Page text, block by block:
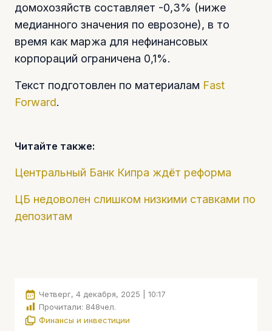
домохозяйств составляет -0,3% (ниже
медианного значения по еврозоне), в то
время как маржа для нефинансовых
корпораций ограничена 0,1%.
Текст подготовлен по материалам Fast
Forward.
Читайте также:
Центральный Банк Кипра ждёт реформа
ЦБ недоволен слишком низкими ставками по
депозитам
Четверг, 4 декабря, 2025 | 10:17
Прочитали: 848чел.
Финансы и инвестиции